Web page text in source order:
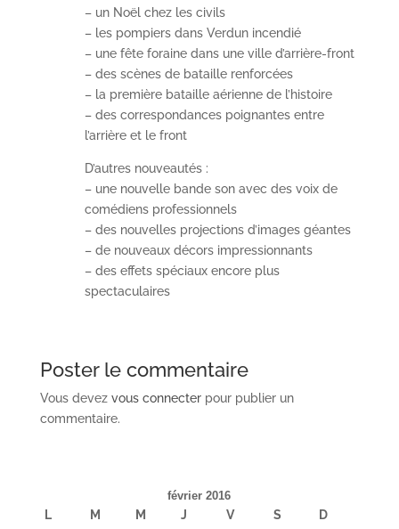
– un Noël chez les civils
– les pompiers dans Verdun incendié
– une fête foraine dans une ville d’arrière-front
– des scènes de bataille renforcées
– la première bataille aérienne de l’histoire
– des correspondances poignantes entre
l’arrière et le front
D’autres nouveautés :
– une nouvelle bande son avec des voix de
comédiens professionnels
– des nouvelles projections d’images géantes
– de nouveaux décors impressionnants
– des effets spéciaux encore plus
spectaculaires
Poster le commentaire
Vous devez vous connecterpour publier un
commentaire.
février 2016
L M M J V S D